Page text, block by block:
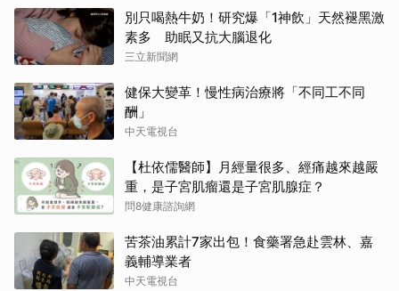
別只喝熱牛奶！研究爆「1神飲」天然褪黑激
素多 助眠又抗大腦退化
三立新聞網
健保大變革！慢性病治療將「不同工不同
酬」
中天電視台
【杜依儒醫師】月經量很多、經痛越來越嚴
重，是子宮肌瘤還是子宮肌腺症？
問8健康諮詢網
苦茶油累計7家出包！食藥署急赴雲林、嘉
義輔導業者
中天電視台